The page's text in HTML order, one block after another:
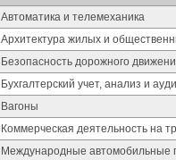
Автоматика и телемеханика
Архитектура жилых и
Безопасность дорожного
Бухгалтерский учет, анализ и
Вагоны
Коммерческая деятельность на
Международные автомобильные